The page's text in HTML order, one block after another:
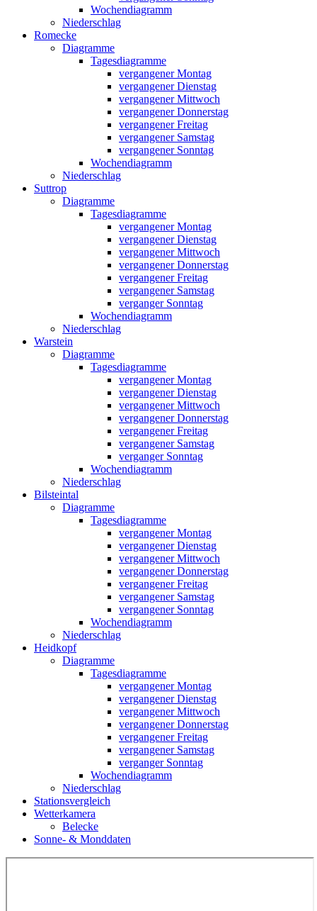
Wochendiagramm
Niederschlag
Romecke
Diagramme
Tagesdiagramme
vergangener Montag
vergangener Dienstag
vergangener Mittwoch
vergangener Donnerstag
vergangener Freitag
vergangener Samstag
vergangener Sonntag
Wochendiagramm
Niederschlag
Suttrop
Diagramme
Tagesdiagramme
vergangener Montag
vergangener Dienstag
vergangener Mittwoch
vergangener Donnerstag
vergangener Freitag
vergangener Samstag
verganger Sonntag
Wochendiagramm
Niederschlag
Warstein
Diagramme
Tagesdiagramme
vergangener Montag
vergangener Dienstag
vergangener Mittwoch
vergangener Donnerstag
vergangener Freitag
vergangener Samstag
verganger Sonntag
Wochendiagramm
Niederschlag
Bilsteintal
Diagramme
Tagesdiagramme
vergangener Montag
vergangener Dienstag
vergangener Mittwoch
vergangener Donnerstag
vergangener Freitag
vergangener Samstag
vergangener Sonntag
Wochendiagramm
Niederschlag
Heidkopf
Diagramme
Tagesdiagramme
vergangener Montag
vergangener Dienstag
vergangener Mittwoch
vergangener Donnerstag
vergangener Freitag
vergangener Samstag
verganger Sonntag
Wochendiagramm
Niederschlag
Stationsvergleich
Wetterkamera
Belecke
Sonne- & Monddaten